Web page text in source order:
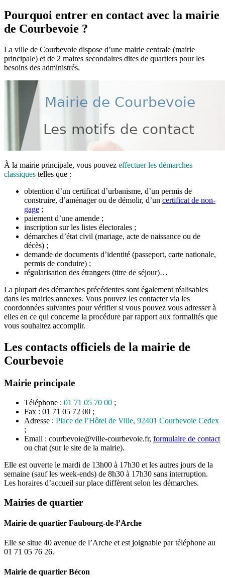
Pourquoi entrer en contact avec la mairie
de Courbevoie ?
La ville de Courbevoie dispose d’une mairie centrale (mairie
principale) et de 2 maires secondaires dites de quartiers pour les
besoins des administrés.
À la mairie principale, vous pouvez effectuer les démarches
classiques telles que :
obtention d’un certificat d’urbanisme, d’un permis de
construire, d’aménager ou de démolir, d’un certificat de non-
gage ;
paiement d’une amende ;
inscription sur les listes électorales ;
démarches d’état civil (mariage, acte de naissance ou de
décès) ;
demande de documents d’identité (passeport, carte nationale,
permis de conduire) ;
régularisation des étrangers (titre de séjour)…
La plupart des démarches précédentes sont également réalisables
dans les mairies annexes. Vous pouvez les contacter via les
coordonnées suivantes pour vérifier si vous pouvez vous adresser à
elles en ce qui concerne la procédure par rapport aux formalités que
vous souhaitez accomplir.
Les contacts officiels de la mairie de
Courbevoie
Mairie principale
Téléphone : 01 71 05 70 00 ;
Fax : 01 71 05 72 00 ;
Adresse : Place de l’Hôtel de Ville, 92401 Courbevoie Cedex
;
Email : courbevoie@ville-courbevoie.fr, formulaire de contact
ou chat (sur le site de la mairie).
Elle est ouverte le mardi de 13h00 à 17h30 et les autres jours de la
semaine (sauf les week-ends) de 8h30 à 17h30 sans interruption.
Les horaires d’accueil sur place diffèrent selon les démarches.
Mairies de quartier
Mairie de quartier Faubourg-de-l’Arche
Elle se situe 40 avenue de l’Arche et est joignable par téléphone au
01 71 05 76 26.
Mairie de quartier Bécon